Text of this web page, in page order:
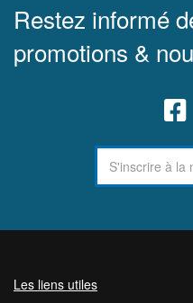
Restez informé
promotions &
Les liens utiles